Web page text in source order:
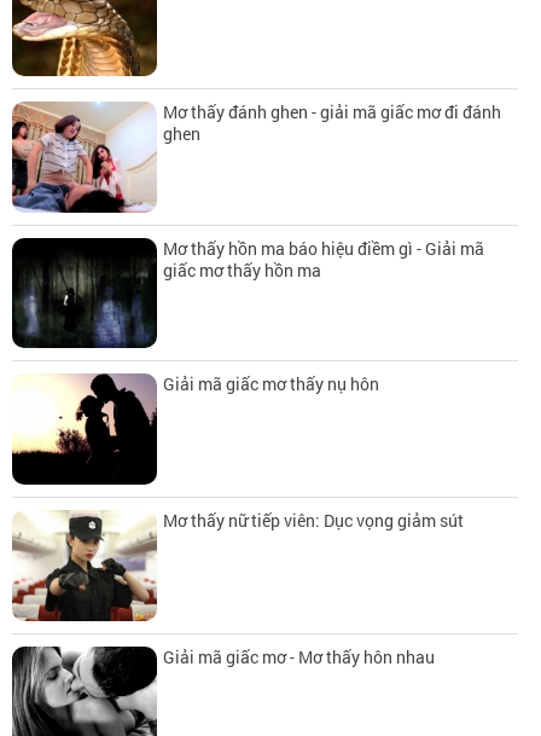
Mơ thấy đánh ghen - giải mã giấc mơ đi đánh
ghen
Mơ thấy hồn ma báo hiệu điềm gì - Giải mã
giấc mơ thấy hồn ma
Giải mã giấc mơ thấy nụ hôn
Mơ thấy nữ tiếp viên: Dục vọng giảm sút
Giải mã giấc mơ - Mơ thấy hôn nhau